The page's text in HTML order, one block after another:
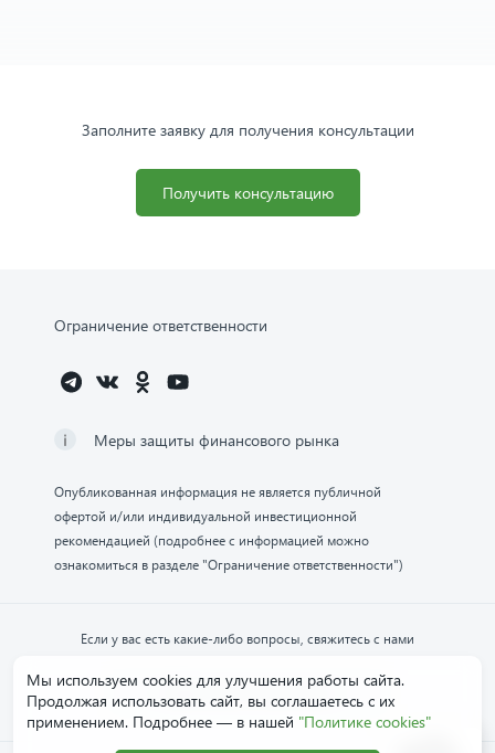
Заполните заявку для получения консультации
Получить консультацию
Ограничение ответственности
Меры защиты финансового рынка
Опубликованная информация не является публичной
офертой и/или индивидуальной инвестиционной
рекомендацией (подробнее с информацией можно
ознакомиться в разделе "Ограничение ответственности")
Если у вас есть какие-либо вопросы, свяжитесь с нами
Обратиться в компанию
Мы используем cookies для улучшения работы сайта.
Продолжая использовать сайт, вы соглашаетесь с их
применением. Подробнее — в нашей "Политике cookies"